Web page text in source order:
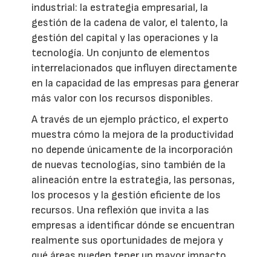
industrial: la estrategia empresarial, la
gestión de la cadena de valor, el talento, la
gestión del capital y las operaciones y la
tecnología. Un conjunto de elementos
interrelacionados que influyen directamente
en la capacidad de las empresas para generar
más valor con los recursos disponibles.
A través de un ejemplo práctico, el experto
muestra cómo la mejora de la productividad
no depende únicamente de la incorporación
de nuevas tecnologías, sino también de la
alineación entre la estrategia, las personas,
los procesos y la gestión eficiente de los
recursos. Una reflexión que invita a las
empresas a identificar dónde se encuentran
realmente sus oportunidades de mejora y